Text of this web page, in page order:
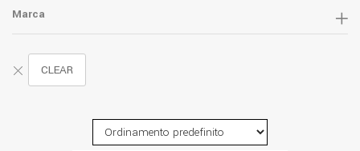
Marca